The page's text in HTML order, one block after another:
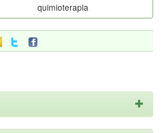
quimioterapia